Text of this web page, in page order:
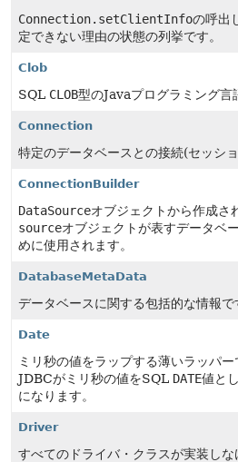
Connection.setClientInfoの呼出
定できない理由の状態の列挙です。
Clob
SQL CLOB型のJavaプログラミング言
Connection
特定のデータベースとの接続(セッシ
ConnectionBuilder
DataSourceオブジェクトから作成さ
sourceオブジェクトが表すデータベ
めに使用されます。
DatabaseMetaData
データベースに関する包括的な情報で
Date
ミリ秒の値をラップする薄いラッパ
JDBCがミリ秒の値をSQL DATE値と
になります。
Driver
すべてのドライバ・クラスが実装し